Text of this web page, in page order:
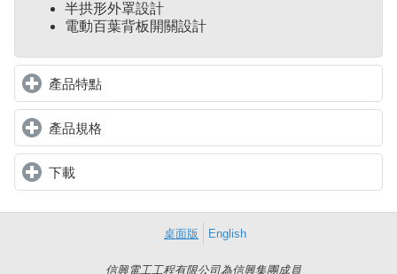
半拱形外罩設計
電動百葉背板開關設計
產品特點click to expand contents
產品規格
下載click to expand contents
桌面版 English
信興電工工程有限公司為信興集團成員